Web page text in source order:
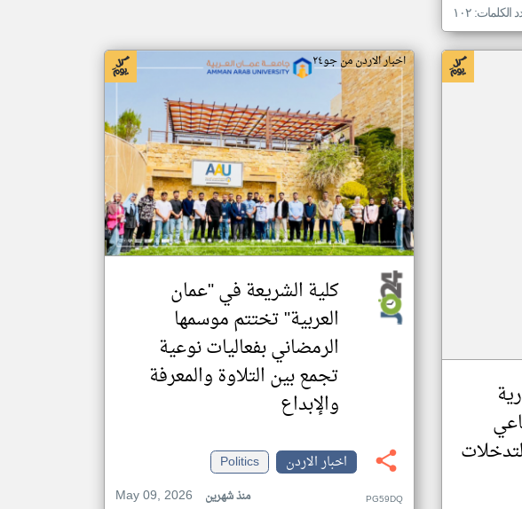
الكلمات: ١٠٢
اخبار الاردن من جو٢٤
كلية الشريعة في "عمان
العربية" تختتم موسمها
الرمضاني بفعاليات نوعية
تجمع بين التلاوة والمعرفة
والإبداع
اخبار الاردن
Politics
May 09, 2026
منذ شهرين PG59DQ